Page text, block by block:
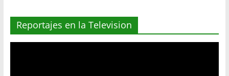
Reportajes en la Television